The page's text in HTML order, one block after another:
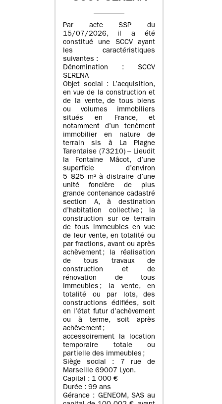
Par acte SSP du
15/07/2026, il a été
constitué une SCCV ayant
les caractéristiques
suivantes :
Dénomination : SCCV
SERENA
Objet social : L’acquisition,
en vue de la construction et
de la vente, de tous biens
ou volumes immobiliers
situés en France, et
notamment d’un tenèment
immobilier en nature de
terrain sis à La Plagne
Tarentaise (73210) – Lieudit
la Fontaine Mâcot, d’une
superficie d’environ
5 825 m² à distraire d’une
unité foncière de plus
grande contenance cadastré
section A, à destination
d’habitation collective ; la
construction sur ce terrain
de tous immeubles en vue
de leur vente, en totalité ou
par fractions, avant ou après
achèvement ; la réalisation
de tous travaux de
construction et de
rénovation de tous
immeubles ; la vente, en
totalité ou par lots, des
constructions édifiées, soit
en l’état futur d’achèvement
ou à terme, soit après
achèvement ;
accessoirement la location
temporaire totale ou
partielle des immeubles ;
Siège social : 7 rue de
Marseille 69007 Lyon.
Capital : 1 000 €
Durée : 99 ans
Gérance : GENEOM, SAS au